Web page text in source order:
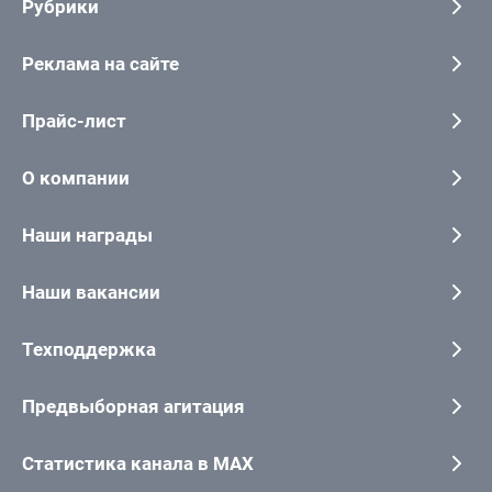
Рубрики
Реклама на сайте
Прайс-лист
О компании
Наши награды
Наши вакансии
Техподдержка
Предвыборная агитация
Статистика канала в MAX